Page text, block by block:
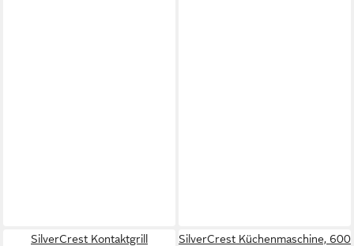
SilverCrest Kontaktgrill
SilverCrest Küchenmaschine, 600